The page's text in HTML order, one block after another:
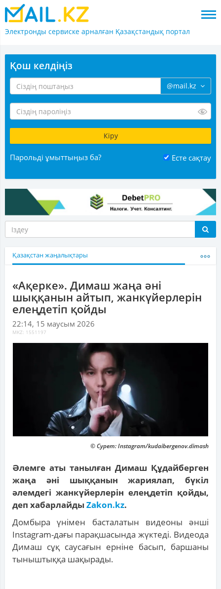
Электронды сервиске арналған Қазақстандық портал
Қош келдіңіз
@mail.kz
Парольді ұмыттыңыз ба? Есте сақтау
Қазақстан жаңалықтары
«Ақерке». Димаш жаңа әні
шыққанын айтып, жанкүйерлерін
елеңдетіп қойды
22:14, 15 маусым 2026
MKZ: 1551197
© Сурет: Instagram/kudaibergenov.dimash
Әлемге аты танылған Димаш Құдайберген
жаңа әні шыққанын жариялап, бүкіл
әлемдегі жанкүйерлерін елеңдетіп қойды,
деп хабарлайдыZakon.kz.
Домбыра үнімен басталатын видеоны әнші
Instagram-дағы парақшасында жүктеді. Видеода
Димаш сұқ саусағын ерніне басып, баршаны
тыныштыққа шақырады.